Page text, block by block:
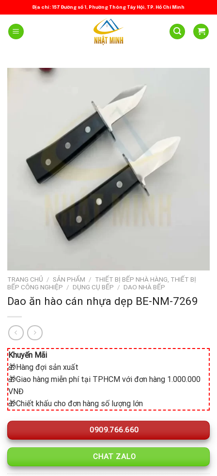
to
content
Địa chỉ: 157 Đường số 1, Phường Thông Tây Hội, TP. Hồ Chí Minh
TRANG CHỦ / SẢN PHẨM / THIẾT BỊ BẾP NHÀ HÀNG, THIẾT BỊ
BẾP CÔNG NGHIỆP / DỤNG CỤ BẾP / DAO NHÀ BẾP
Dao ăn hào cán nhựa dẹp BE-NM-7269
Khuyến Mãi
🎁Hàng đợi sản xuất
🎁Giao hàng miễn phí tại TPHCM với đơn hàng 1.000.000
VNĐ
🎁Chiết khấu cho đơn hàng số lượng lớn
0909.766.660
CHAT ZALO